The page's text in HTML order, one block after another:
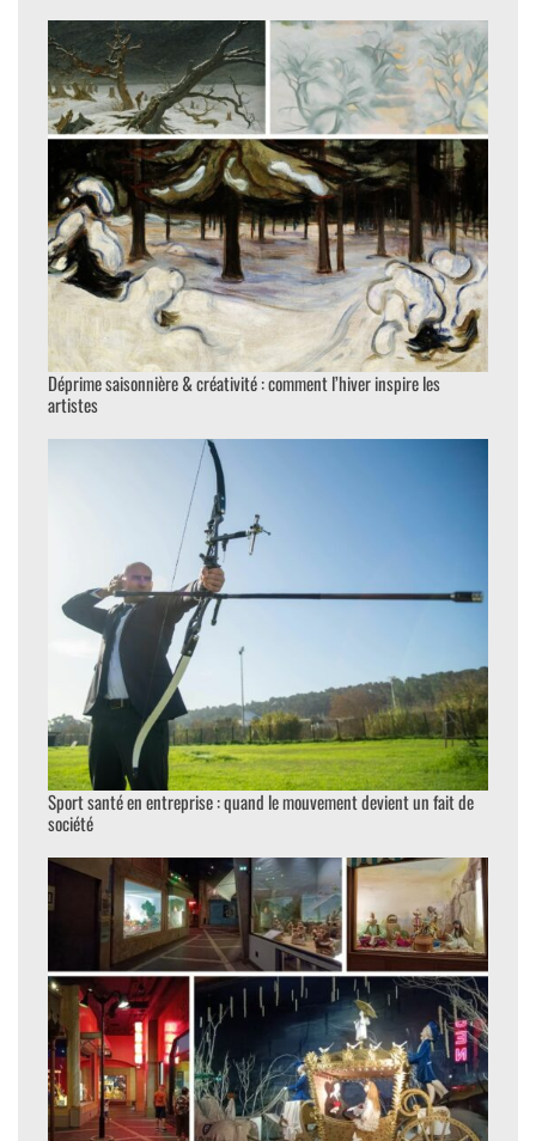
Déprime saisonnière & créativité : comment l’hiver inspire les
artistes
Sport santé en entreprise : quand le mouvement devient un fait de
société